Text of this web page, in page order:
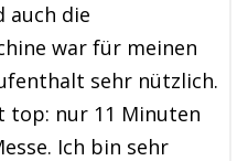
auch die
war für meinen
sehr nützlich.
top: nur 11 Minuten
Ich bin sehr